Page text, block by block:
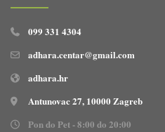
099 331 4304
adhara.centar@gmail.com
adhara.hr
Antunovac 27, 10000 Zagreb
Pon do Pet - 8:00 do 20:00